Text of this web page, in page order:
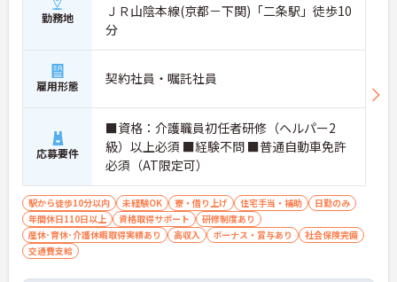
勤務地
ＪＲ山陰本線(京都－下関)「二条駅」徒歩10
分
雇用形態 契約社員・嘱託社員
応募要件
■資格：介護職員初任者研修（ヘルパー2
級）以上必須 ■経験不問 ■普通自動車免許
必須（AT限定可）
駅から徒歩10分以内 未経験OK 寮・借り上げ 住宅手当・補助
日勤のみ
年間休日110日以上
資格取得サポート
研修制度あり
産休･育休･介護休暇取得実績あり
高収入 ボーナス・賞与あり
社会保険完備
交通費支給